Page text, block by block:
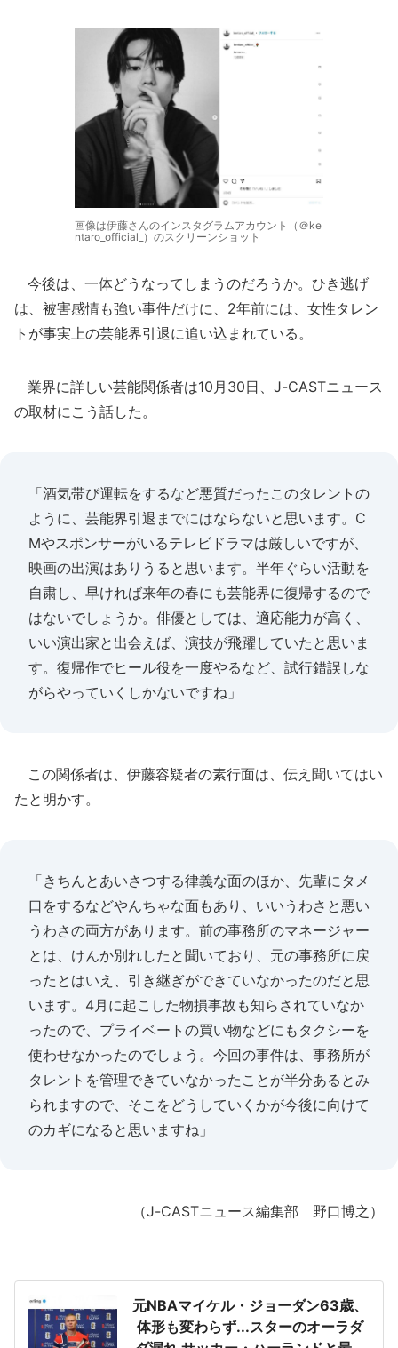
画像は伊藤さんのインスタグラムアカウント（＠ke
ntaro_official_）のスクリーンショット
今後は、一体どうなってしまうのだろうか。ひき逃げ
は、被害感情も強い事件だけに、2年前には、女性タレン
トが事実上の芸能界引退に追い込まれている。
業界に詳しい芸能関係者は10月30日、J-CASTニュース
の取材にこう話した。
「酒気帯び運転をするなど悪質だったこのタレントの
ように、芸能界引退までにはならないと思います。C
Mやスポンサーがいるテレビドラマは厳しいですが、
映画の出演はありうると思います。半年ぐらい活動を
自粛し、早ければ来年の春にも芸能界に復帰するので
はないでしょうか。俳優としては、適応能力が高く、
いい演出家と出会えば、演技が飛躍していたと思いま
す。復帰作でヒール役を一度やるなど、試行錯誤しな
がらやっていくしかないですね」
この関係者は、伊藤容疑者の素行面は、伝え聞いてはい
たと明かす。
「きちんとあいさつする律義な面のほか、先輩にタメ
口をするなどやんちゃな面もあり、いいうわさと悪い
うわさの両方があります。前の事務所のマネージャー
とは、けんか別れしたと聞いており、元の事務所に戻
ったとはいえ、引き継ぎができていなかったのだと思
います。4月に起こした物損事故も知らされていなか
ったので、プライベートの買い物などにもタクシーを
使わせなかったのでしょう。今回の事件は、事務所が
タレントを管理できていなかったことが半分あるとみ
られますので、そこをどうしていくかが今後に向けて
のカギになると思いますね」
（J-CASTニュース編集部 野口博之）
元NBAマイケル・ジョーダン63歳、
体形も変わらず...スターのオーラダ